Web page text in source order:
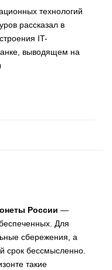
технологий
рассказал в
IT-
выводящем на
России —
Для
сбережения, а
срок бессмысленно.
такие